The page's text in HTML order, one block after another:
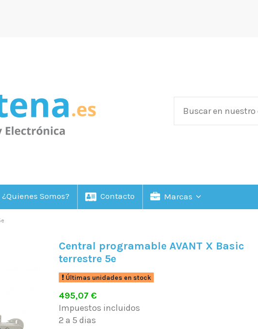
¿Quienes Somos? Contacto Marcas
Central programable AVANT X Basic
terrestre 5e
Últimas unidades en stock
495,07 €
Impuestos incluidos
2 a 5 dias